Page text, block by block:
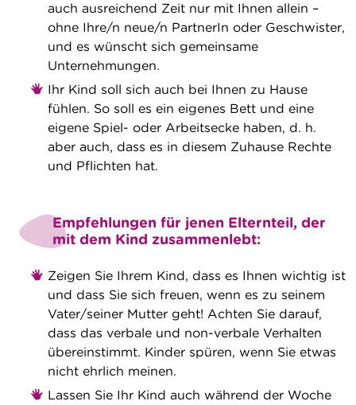
auch ausreichend Zeit nur mit Ihnen allein –
ohne Ihre/n neue/n PartnerIn oder Geschwister,
und es wünscht sich gemeinsame
Unternehmungen.
Ihr Kind soll sich auch bei Ihnen zu Hause
fühlen. So soll es ein eigenes Bett und eine
eigene Spiel- oder Arbeitsecke haben, d. h.
aber auch, dass es in diesem Zuhause Rechte
und Pflichten hat.
Empfehlungen für jenen Elternteil, der
mit dem Kind zusammenlebt:
Zeigen Sie Ihrem Kind, dass es Ihnen wichtig ist
und dass Sie sich freuen, wenn es zu seinem
Vater/seiner Mutter geht! Achten Sie darauf,
dass das verbale und non-verbale Verhalten
übereinstimmt. Kinder spüren, wenn Sie etwas
nicht ehrlich meinen.
Lassen Sie Ihr Kind auch während der Woche